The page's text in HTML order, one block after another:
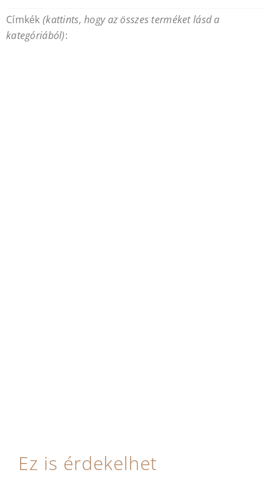
Címkék (kattints, hogy az összes terméket lásd a
kategóriából):
Ez is érdekelhet